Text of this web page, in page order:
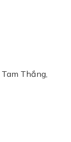
Thắng,